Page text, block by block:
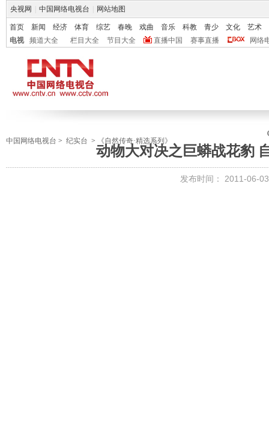
央视网 中国网络电视台 网站地图
首页 新闻 经济 体育 综艺 春晚 戏曲 音乐 科教 青少 文化
艺术
电视
频道大全 栏目大全 节目大全 直播中国 赛事直播 网络
中国网络电视台 > 纪实台 > 《自然传奇·精选系列》
动物大对决之巨蟒战花豹
发布时间： 2011-06-